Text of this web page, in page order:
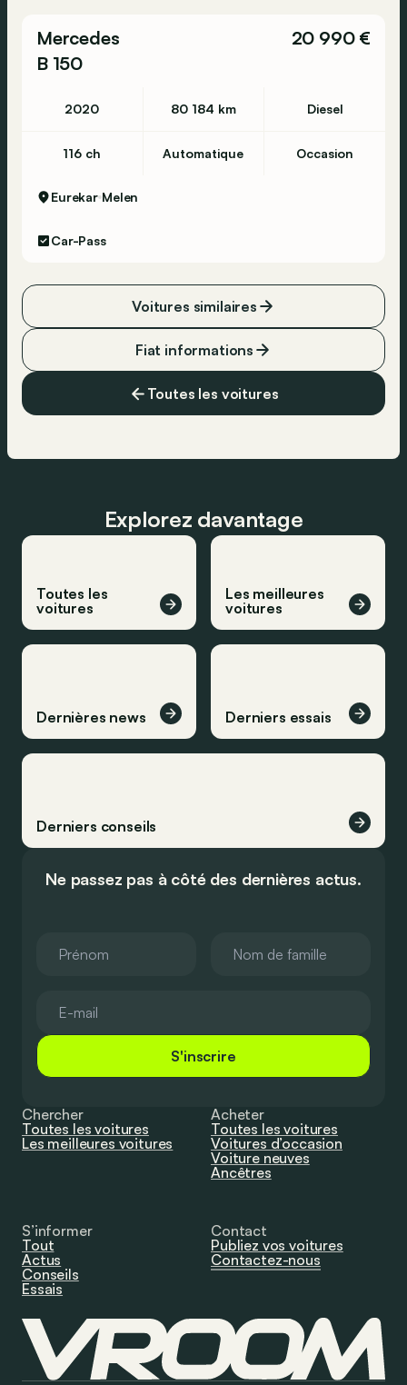
Mercedes
B 150
20 990 €
2020 80 184 km Diesel
116 ch Automatique Occasion
Eurekar Melen
Car-Pass
Toutes les voitures
Fiat informations
Voitures similaires
Explorez davantage
Toutes les
voitures
Les meilleures
voitures
Dernières news Derniers essais
Derniers conseils
Ne passez pas à côté des dernières actus.
S'inscrire
Chercher
Toutes les voitures
Les meilleures voitures
Acheter
Toutes les voitures
Voitures d’occasion
Voiture neuves
Ancêtres
S’informer
Tout
Actus
Conseils
Essais
Contact
Publiez vos voitures
Contactez-nous